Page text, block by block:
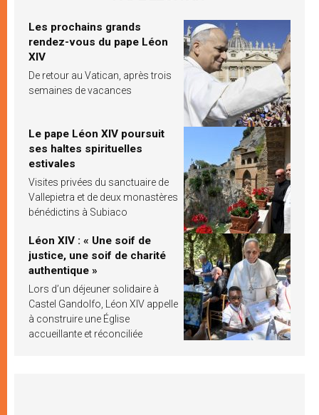
Les prochains grands
rendez-vous du pape Léon
XIV
De retour au Vatican, après trois
semaines de vacances
Le pape Léon XIV poursuit
ses haltes spirituelles
estivales
Visites privées du sanctuaire de
Vallepietra et de deux monastères
bénédictins à Subiaco
Léon XIV : « Une soif de
justice, une soif de charité
authentique »
Lors d’un déjeuner solidaire à
Castel Gandolfo, Léon XIV appelle
à construire une Église
accueillante et réconciliée